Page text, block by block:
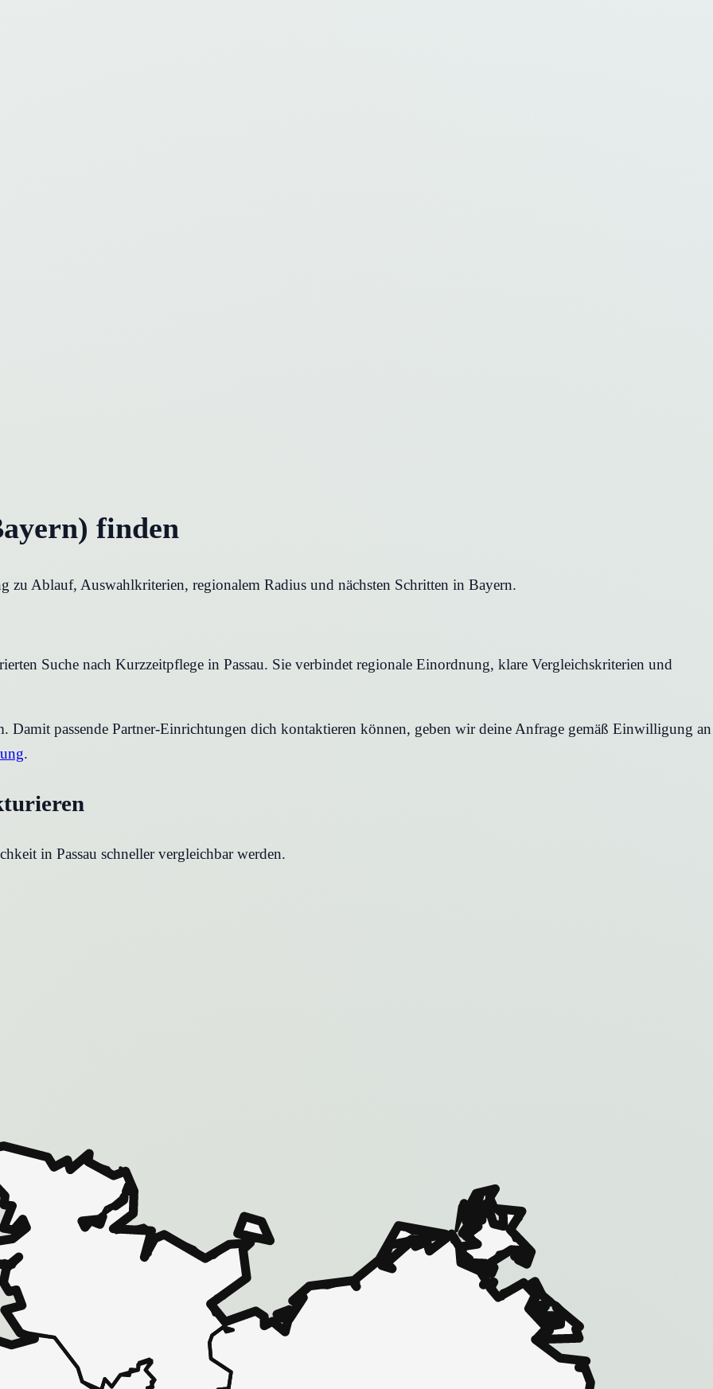
finden
zu Ablauf, Auswahlkriterien, regionalem Radius und nächsten Schritten in Bayern.
Suche nach Kurzzeitpflege in Passau. Sie verbindet regionale Einordnung, klare Vergleichskriterien und
passende Partner-Einrichtungen dich kontaktieren können, geben wir deine Anfrage gemäß Einwilligung an
.
in Passau schneller vergleichbar werden.